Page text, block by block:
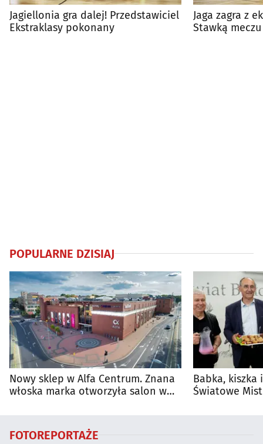
Jagiellonia gra dalej! Przedstawiciel
Ekstraklasy pokonany
Jaga zagra z
Stawką
POPULARNE DZISIAJ
Nowy sklep w Alfa Centrum. Znana
włoska marka otworzyła salon w
Babka, kiszka
Światowe
FOTOREPORTAŻE